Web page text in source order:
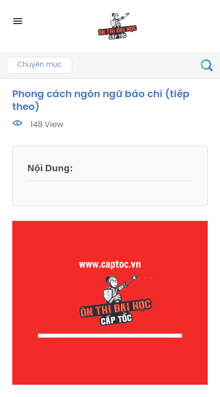
menu
Chuyên mục
Phong cách ngôn ngữ báo chí (tiếp
theo)
148 View